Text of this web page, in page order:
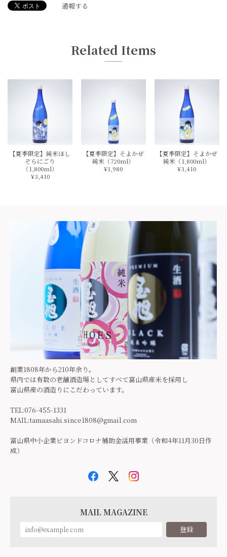
通報する
Related Items
【夏季限定】純米ほし
ぞらにごり
（1,800ml）
¥3,410
【夏季限定】そよかぜ
純米（720ml）
¥1,980
【夏季限定】そよかぜ
純米（1,800ml）
¥3,410
創業1808年から210年余り。
県内では有数の老舗酒造場としてすべて富山県産米を採用し
富山県産の酒造りにこだわっています。
TEL:076-455-1331
MAIL:tamaasahi.since1808@gmail.com
富山県中小企業ビヨンドコロナ補助金活用事業（令和4年11月30日作
成）
MAIL MAGAZINE
登録